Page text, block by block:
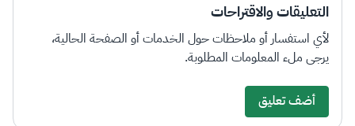
التعليقات والاقتراحات
لأي استفسار أو ملاحظات حول الخدمات أو الصفحة الحالية،
يرجى ملء المعلومات المطلوبة.
أضف تعليق